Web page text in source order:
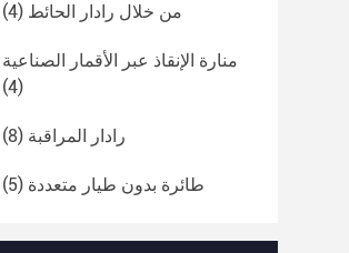
من خلال رادار الحائط (4)
منارة الإنقاذ عبر الأقمار الصناعية
(4)
رادار المراقبة (8)
طائرة بدون طيار متعددة (5)